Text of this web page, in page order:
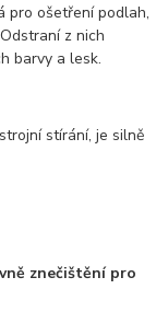
pro ošetření podlah,
z nich
barvy a lesk.
stírání, je silně
znečištění pro